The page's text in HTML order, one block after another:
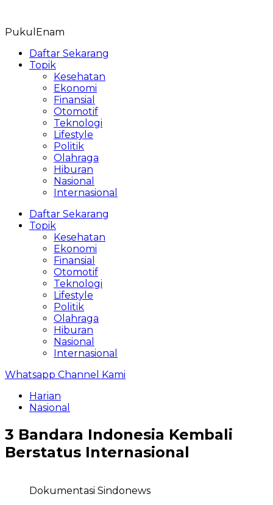
content
PukulEnam
Daftar Sekarang
Topik
Kesehatan
Ekonomi
Finansial
Otomotif
Teknologi
Lifestyle
Politik
Olahraga
Hiburan
Nasional
Internasional
Daftar Sekarang
Topik
Kesehatan
Ekonomi
Finansial
Otomotif
Teknologi
Lifestyle
Politik
Olahraga
Hiburan
Nasional
Internasional
Whatsapp Channel Kami
Harian
Nasional
3 Bandara Indonesia Kembali
Berstatus Internasional
Dokumentasi Sindonews